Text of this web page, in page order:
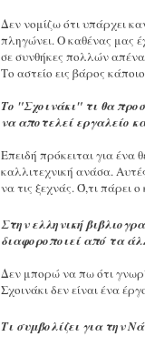
Δεν νομίζω ότι υπάρχει
πληγώνει. Ο καθένας μας
σε συνθήκες πολλών
Το αστείο εις βάρος
Το "Σχοινάκι" τι θα
να αποτελεί εργαλείο
Επειδή πρόκειται για ένα
καλλιτεχνική ανάσα.
να τις ξεχνάς. Ό,τι πάρει
Στην ελληνική
διαφοροποιεί από τα
Δεν μπορώ να πω ότι
Σχοινάκι δεν είναι ένα
Τι συμβολίζει για την